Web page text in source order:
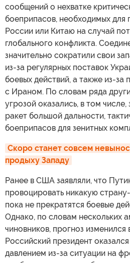
сообщений о нехватке
боеприпасов, необходимых для
России или Китаю на случай
глобального конфликта.
значительно сократили свои
из-за регулярных поставок
боевых действий, а также из-
с Ираном. По словам ряда
угрозой оказались, в том
ракет большой дальности,
боеприпасов для зенитных
Скоро станет совсем
продыху Западу
Ранее в США заявляли, что
провоцировать никакую
пока не прекратятся боевые
Однако, по словам нескольких
чиновников, прогноз изменился
Российский президент
давлением из-за ситуации на